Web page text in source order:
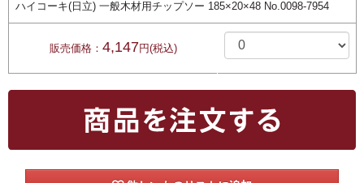
ハイコーキ(日立) 一般木材用チップソー 185×20×48 No.0098-7954
販売価格： 4,147円(税込)